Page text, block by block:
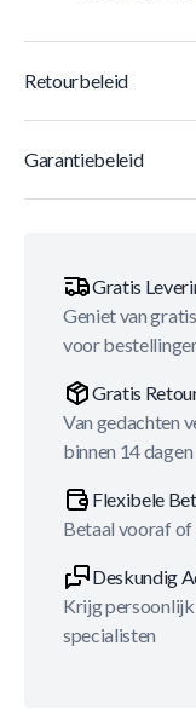
Retourbeleid
Garantiebeleid
Gratis
Geniet van
voor
Gratis
Van gedachten
binnen 14 dagen
Flexibele
Betaal vooraf
Deskundig
Krijg persoonlijk
specialisten